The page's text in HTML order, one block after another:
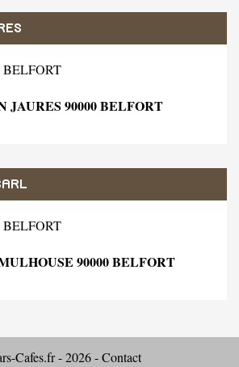
BELFORT
JAURES 90000 BELFORT
BELFORT
90000 BELFORT
Cafes.fr - 2026 -Contact